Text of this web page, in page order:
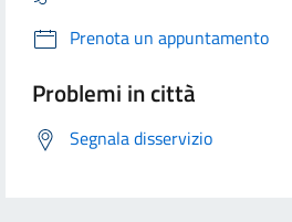
Prenota un appuntamento
Problemi in città
Segnala disservizio